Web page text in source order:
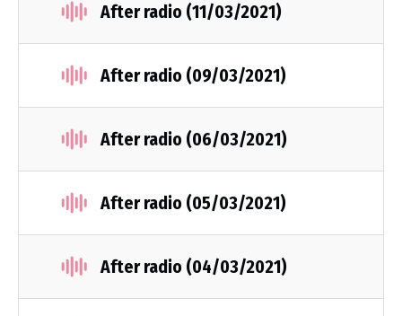
After radio (11/03/2021)
After radio (09/03/2021)
After radio (06/03/2021)
After radio (05/03/2021)
After radio (04/03/2021)